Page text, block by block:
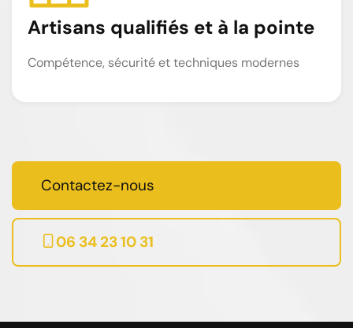
Artisans qualifiés et à la pointe
Compétence, sécurité et techniques modernes
Contactez-nous
06 34 23 10 31